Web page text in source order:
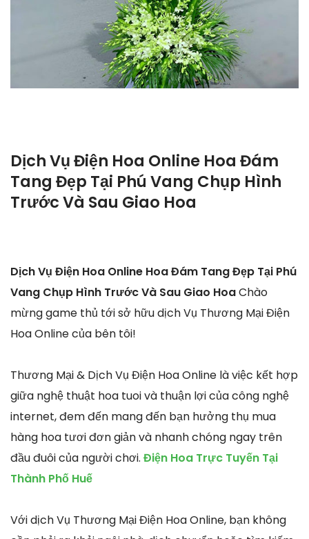
Dịch Vụ Điện Hoa Online Hoa Đám
Tang Đẹp Tại Phú Vang Chụp Hình
Trước Và Sau Giao Hoa
Dịch Vụ Điện Hoa Online Hoa Đám Tang Đẹp Tại Phú
Vang Chụp Hình Trước Và Sau Giao HoaChào
mừng game thủ tới sở hữu dịch Vụ Thương Mại Điện
Hoa Online của bên tôi!
Thương Mại & Dịch Vụ Điện Hoa Online là việc kết hợp
giữa nghệ thuật hoa tuoi và thuận lợi của công nghệ
internet, đem đến mang đến bạn hưởng thụ mua
hàng hoa tươi đơn giản và nhanh chóng ngay trên
đầu đuôi của người chơi. Điện Hoa Trực Tuyến Tại
Thành Phố Huế
Với dịch Vụ Thương Mại Điện Hoa Online, bạn không